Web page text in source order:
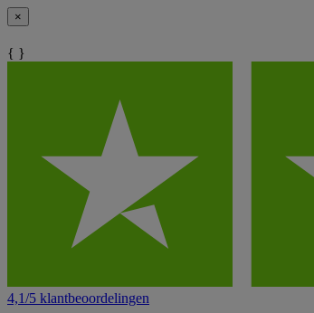
×
{ }
4,1/5 klantbeoordelingen